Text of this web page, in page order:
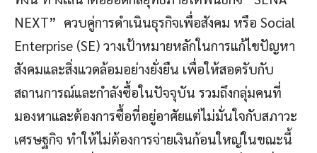
NEXT” ควบคู่การดำเนินธุรกิจเพื่อสังคม หรือ Social
Enterprise (SE) วางเป้าหมายหลักในการแก้ไขปัญหา
สังคมและสิ่งแวดล้อมอย่างยั่งยืน เพื่อให้สอดรับกับ
สถานการณ์และกำลังซื้อในปัจจุบัน รวมถึงกลุ่มคนที่
มองหาและต้องการซื้อที่อยู่อาศัยแต่ไม่มั่นใจกับสภาวะ
เศรษฐกิจ ทำให้ไม่ต้องการจ่ายเงินก้อนใหญ่ในขณะนี้